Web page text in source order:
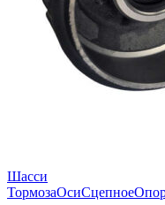
Шасси
ТормозаОсиСцепное